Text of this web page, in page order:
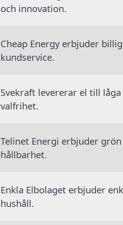
och innovation.
Cheap Energy erbjuder
kundservice.
Svekraft levererar el till
valfrihet.
Telinet Energi erbjuder
hållbarhet.
Enkla Elbolaget erbjuder
hushåll.